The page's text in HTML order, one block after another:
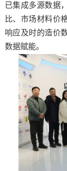
已集成多源数据
比、市场材料价
响应及时的造价
数据赋能。